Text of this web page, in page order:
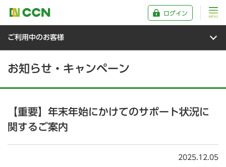
ログイン
ご利用中のお客様
お知らせ・キャンペーン
【重要】年末年始にかけてのサポート状況に
関するご案内
2025.12.05